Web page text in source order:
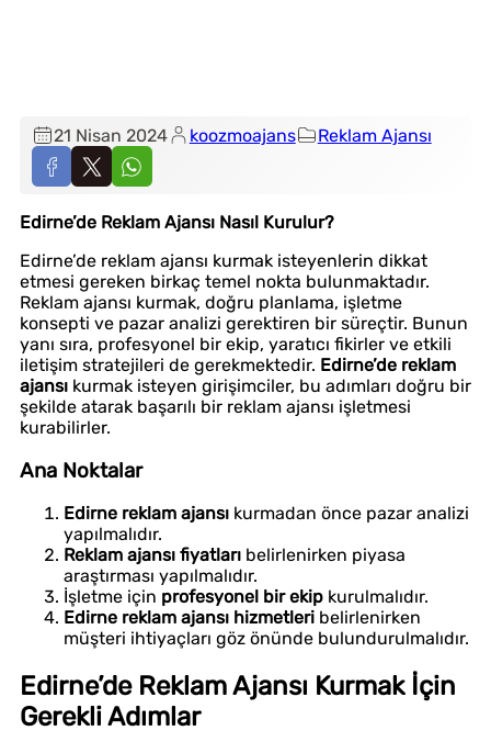
21 Nisan 2024 koozmoajans Reklam Ajansı
Edirne’de Reklam Ajansı Nasıl Kurulur?
Edirne’de reklam ajansı kurmak isteyenlerin dikkat
etmesi gereken birkaç temel nokta bulunmaktadır.
Reklam ajansı kurmak, doğru planlama, işletme
konsepti ve pazar analizi gerektiren bir süreçtir. Bunun
yanı sıra, profesyonel bir ekip, yaratıcı fikirler ve etkili
iletişim stratejileri de gerekmektedir. Edirne’de reklam
ajansı kurmak isteyen girişimciler, bu adımları doğru bir
şekilde atarak başarılı bir reklam ajansı işletmesi
kurabilirler.
Ana Noktalar
Edirne reklam ajansı kurmadan önce pazar analizi
yapılmalıdır.
Reklam ajansı fiyatları belirlenirken piyasa
araştırması yapılmalıdır.
İşletme için profesyonel bir ekip kurulmalıdır.
Edirne reklam ajansı hizmetleri belirlenirken
müşteri ihtiyaçları göz önünde bulundurulmalıdır.
Edirne’de Reklam Ajansı Kurmak İçin
Gerekli Adımlar